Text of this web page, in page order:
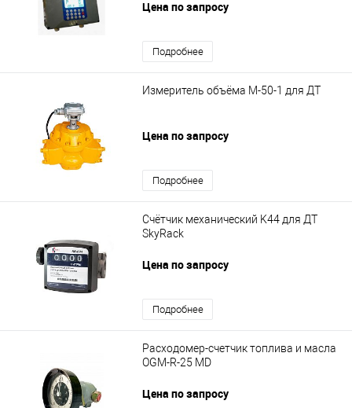
Цена по запросу
Подробнее
Измеритель объёма М-50-1 для ДТ
Цена по запросу
Подробнее
Счётчик механический K44 для ДТ
SkyRack
Цена по запросу
Подробнее
Расходомер-счетчик топлива и масла
OGM-R-25 MD
Цена по запросу